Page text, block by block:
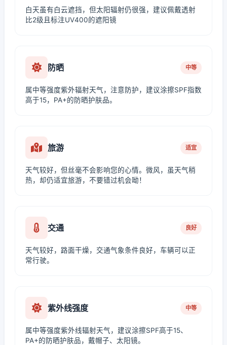
白天虽有白云遮挡，但太阳辐射仍很强，建议佩戴透射
比2级且标注UV400的遮阳镜
防晒 中等
属中等强度紫外辐射天气，注意防护，建议涂擦SPF指数
高于15，PA+的防晒护肤品。
旅游 适宜
天气较好，但丝毫不会影响您的心情。微风，虽天气稍
热，却仍适宜旅游，不要错过机会呦！
交通 良好
天气较好，路面干燥，交通气象条件良好，车辆可以正
常行驶。
紫外线强度 中等
属中等强度紫外线辐射天气，建议涂擦SPF高于15、
PA+的防晒护肤品，戴帽子、太阳镜。